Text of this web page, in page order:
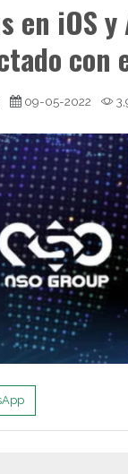
en iOS
con
09-05-2022